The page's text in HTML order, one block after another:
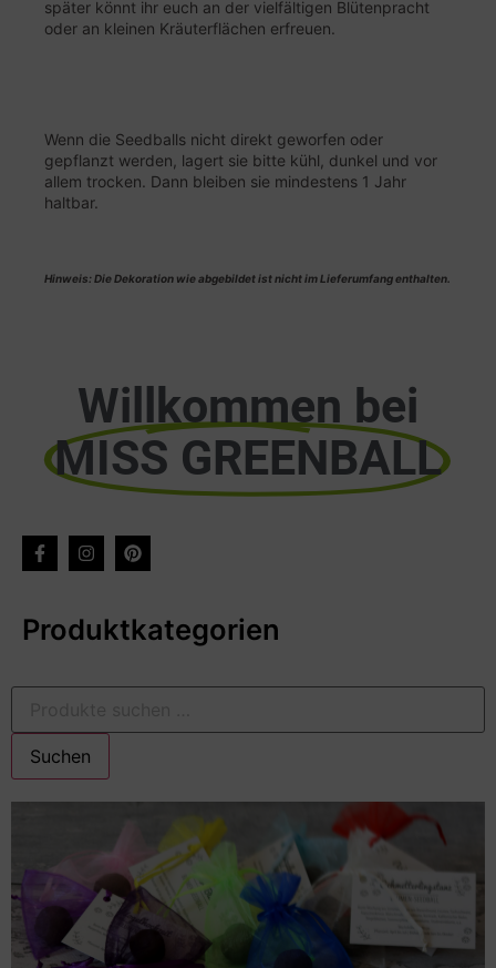
später könnt ihr euch an der vielfältigen Blütenpracht
oder an kleinen Kräuterflächen erfreuen.
Wenn die Seedballs nicht direkt geworfen oder
gepflanzt werden, lagert sie bitte kühl, dunkel und vor
allem trocken. Dann bleiben sie mindestens 1 Jahr
haltbar.
Hinweis: Die Dekoration wie abgebildet ist nicht im Lieferumfang enthalten.
Willkommen bei
MISS GREENBALL
Produktkategorien
Suchen